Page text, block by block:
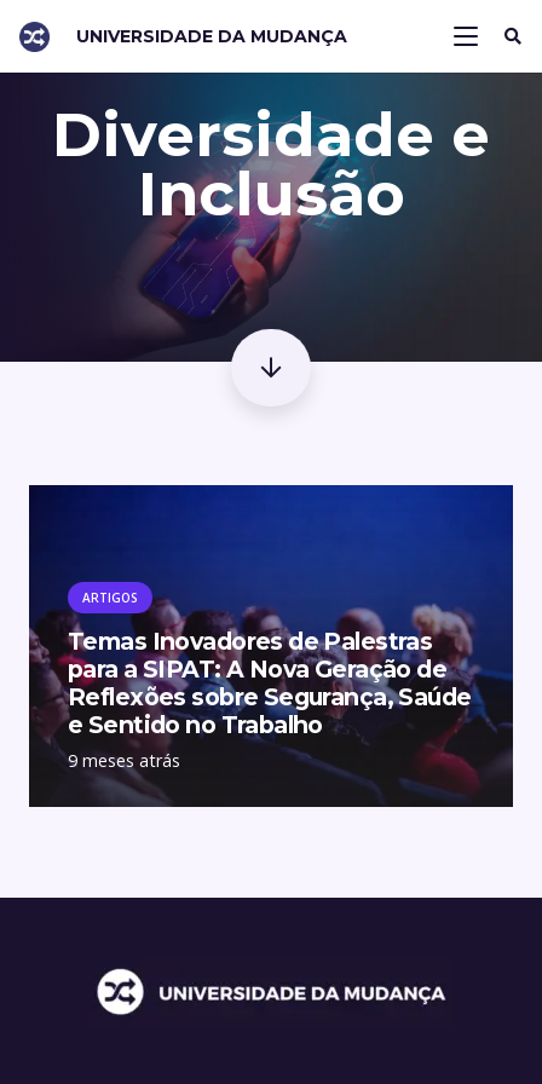
UNIVERSIDADE DA MUDANÇA
Diversidade e
Inclusão
ARTIGOS
Temas Inovadores de Palestras
para a SIPAT: A Nova Geração de
Reflexões sobre Segurança, Saúde
e Sentido no Trabalho
9 meses atrás